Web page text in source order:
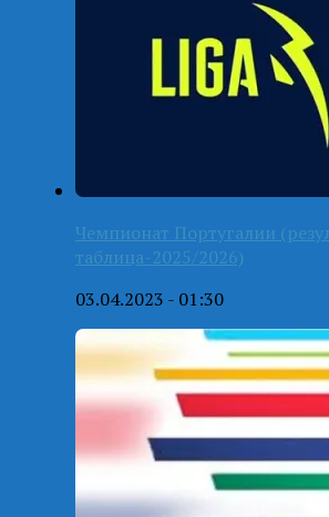
Чемпионат Португалии
таблица-2025/2026)
03.04.2023 - 01:30